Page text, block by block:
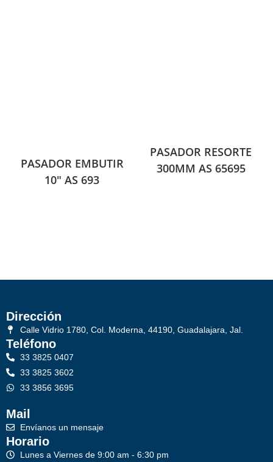
PASADOR EMBUTIR
10″ AS 693
PASADOR RESORTE
300MM AS 65695
Dirección
Calle Vidrio 1780, Col. Moderna, 44190, Guadalajara, Jal.
Teléfono
33 3825 0407
33 3825 3602
33 3856 3695
Mail
Envíanos un mensaje
Horario
Lunes a Viernes de 9:00 am - 6:30 pm